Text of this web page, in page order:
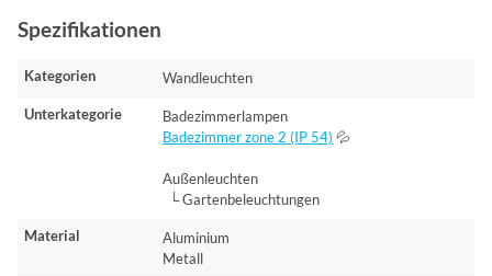
Spezifikationen
Kategorien Wandleuchten
Unterkategorie
Badezimmerlampen
Badezimmer zone 2 (IP 54) 💦
Außenleuchten
└ Gartenbeleuchtungen
Material
Aluminium
Metall